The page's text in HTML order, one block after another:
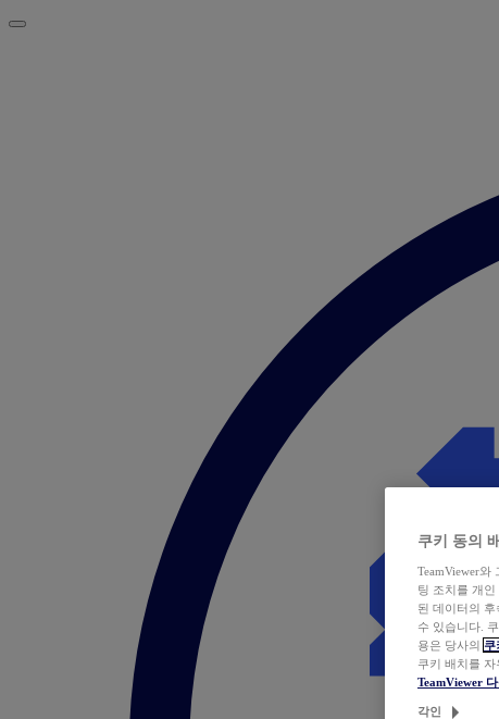
쿠키 동의
TeamViewer
팅 조치를 개인
된 데이터의
수 있습니다.
용은 당사의 쿠
쿠키 배치를 자
TeamViewer
각인